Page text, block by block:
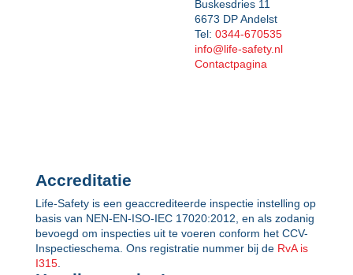
Buskesdries 11
6673 DP Andelst
Tel: 0344-670535
info@life-safety.nl
Contactpagina
Accreditatie
Life-Safety is een geaccrediteerde inspectie instelling op
basis van NEN-EN-ISO-IEC 17020:2012, en als zodanig
bevoegd om inspecties uit te voeren conform het CCV-
Inspectieschema. Ons registratie nummer bij de RvA is
I315.